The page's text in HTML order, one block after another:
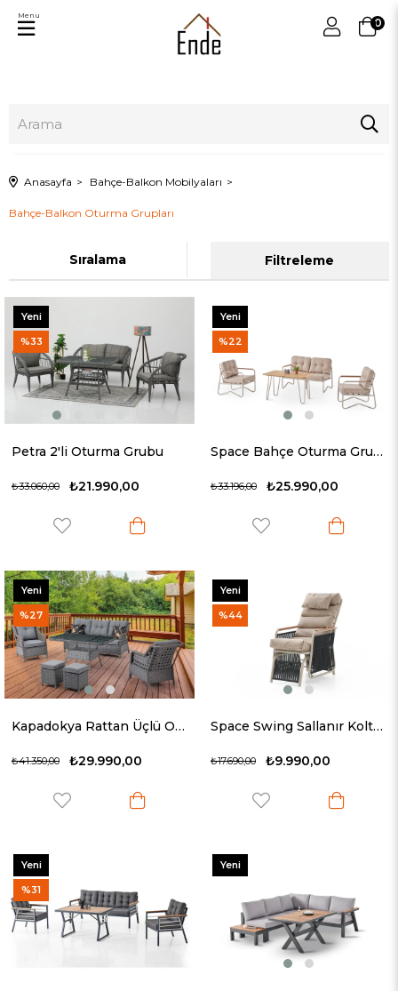
0
Menu
Anasayfa Bahçe-Balkon Mobilyaları
Bahçe-Balkon Oturma Grupları
Filtreleme
Sıralama
Petra 2'li Oturma Grubu
₺21.990,00
₺33.060,00
Yeni
Ürün
%33
Space Bahçe Oturma Grubu
₺25.990,00
₺33.196,00
Yeni
Ürün
%22
Kapadokya Rattan Üçlü Oturma Grubu
₺29.990,00
₺41.350,00
Yeni
Ürün
%27
Space Swing Sallanır Koltuk
₺9.990,00
₺17.690,00
Yeni
Ürün
%44
Yeni
Ürün
%31
Yeni